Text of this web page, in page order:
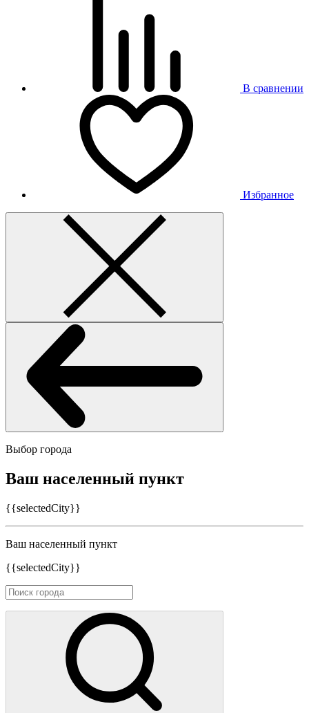
В сравнении
Избранное
Выбор города
Ваш населенный пункт
{{selectedCity}}
Ваш населенный пункт
{{selectedCity}}